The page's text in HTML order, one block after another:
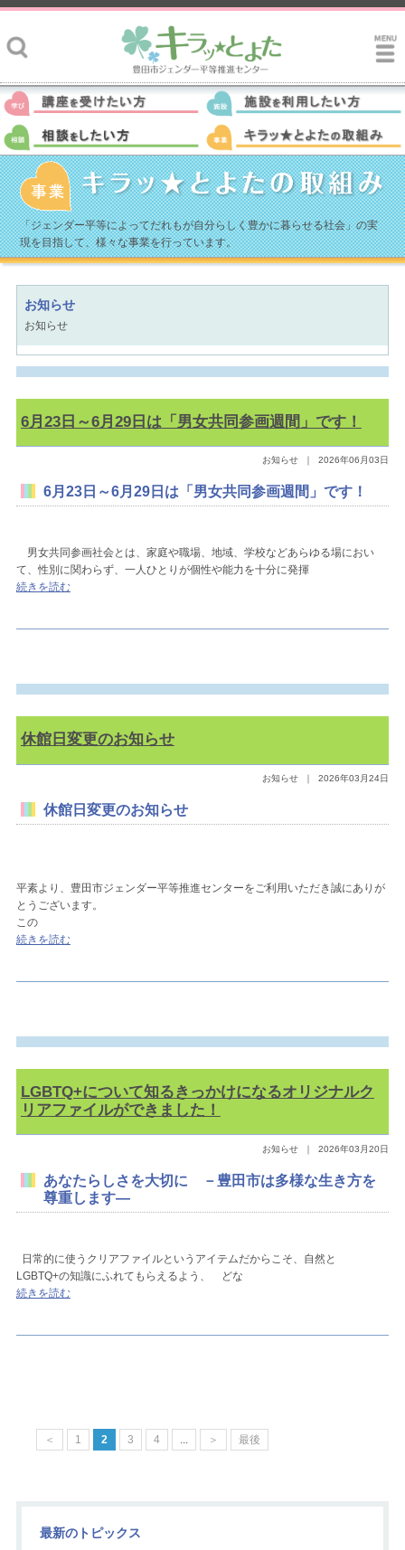
「ジェンダー平等によってだれもが自分らしく豊かに暮らせる社会」の実
現を目指して、様々な事業を行っています。
お知らせ
お知らせ
6月23日～6月29日は「男女共同参画週間」です！
お知らせ ｜ 2026年06月03日
6月23日～6月29日は「男女共同参画週間」です！
男女共同参画社会とは、家庭や職場、地域、学校などあらゆる場におい
て、性別に関わらず、一人ひとりが個性や能力を十分に発揮
続きを読む
休館日変更のお知らせ
お知らせ ｜ 2026年03月24日
休館日変更のお知らせ
平素より、豊田市ジェンダー平等推進センターをご利用いただき誠にありが
とうございます。
この
続きを読む
LGBTQ+について知るきっかけになるオリジナルク
リアファイルができました！
お知らせ ｜ 2026年03月20日
あなたらしさを大切に －豊田市は多様な生き方を
尊重します―
日常的に使うクリアファイルというアイテムだからこそ、自然と
LGBTQ+の知識にふれてもらえるよう、 どな
続きを読む
＜ 1 2 3 4 ＞ 最後
最新のトピックス